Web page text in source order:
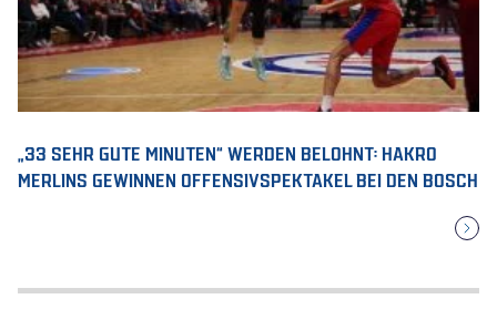
„33 SEHR GUTE MINUTEN“ WERDEN BELOHNT: HAKRO
MERLINS GEWINNEN OFFENSIVSPEKTAKEL BEI DEN BOSCH